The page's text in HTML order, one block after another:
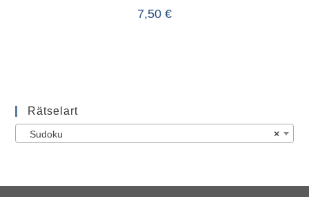
7,50 €
Rätselart
×
Sudoku